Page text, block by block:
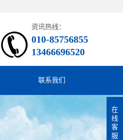
资讯热线：
010-85756855
13466696520
联系我们
在
线
客
服